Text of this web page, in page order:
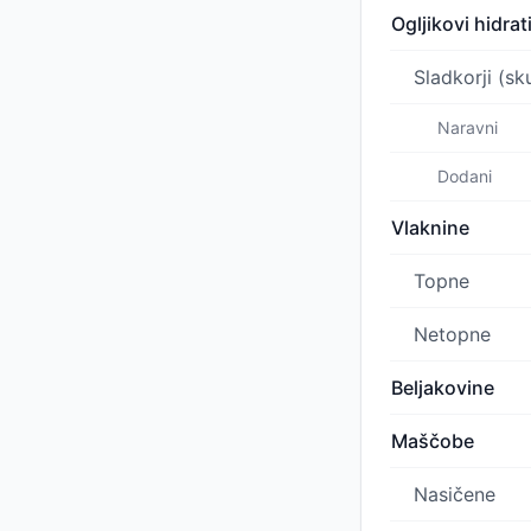
Ogljikovi hidrati
Sladkorji
Naravni
Dodani
Vlaknine
Topne
Netopne
Beljakovine
Maščobe
Nasičene